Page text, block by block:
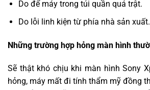
Do để máy trong túi quần quá trật.
Do lỗi linh kiện từ phía nhà sản xuất.
Những trường hợp hỏng màn hình
Sẽ thật khó chịu khi màn hình Sony
hỏng, máy mất đi tính thẩm mỹ đồng